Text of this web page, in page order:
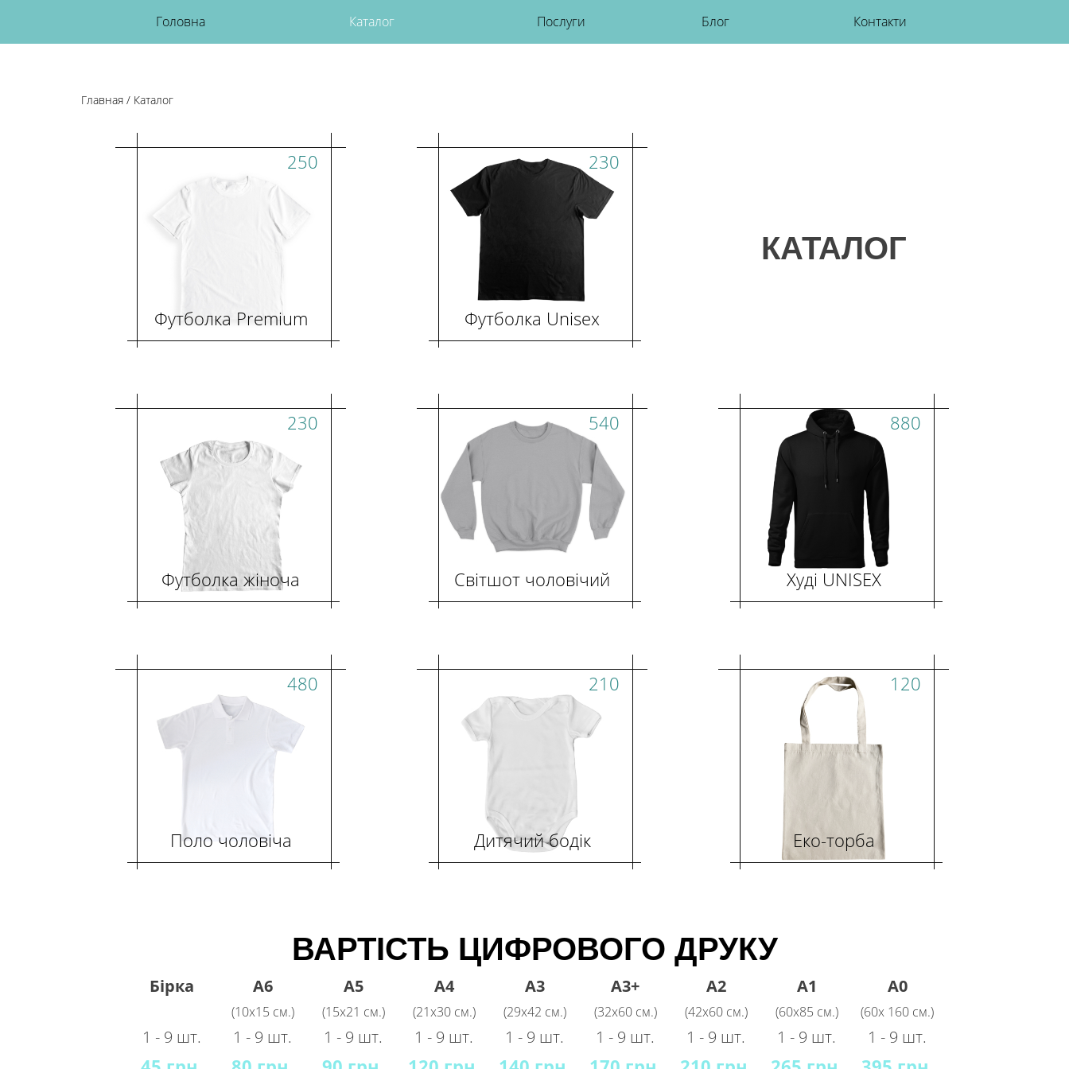
Головна Каталог Послуги Блог Контакти
Главная / Каталог
250
Футболка Premium
230
Футболка Unisex
КАТАЛОГ
230
Футболка жіноча
540
Світшот чоловічий
880
Худі UNISEX
480
Поло чоловіча
210
Дитячий бодік
120
Еко-торба
ВАРТІСТЬ ЦИФРОВОГО ДРУКУ
Бірка
1 - 9 шт.
A6
(10х15 см.)
1 - 9 шт.
A5
(15х21 см.)
1 - 9 шт.
A4
(21х30 см.)
1 - 9 шт.
A3
(29x42 см.)
1 - 9 шт.
A3+
(32х60 см.)
1 - 9 шт.
A2
(42х60 см.)
1 - 9 шт.
A1
(60х85 см.)
1 - 9 шт.
A0
(60х 160 см.)
1 - 9 шт.